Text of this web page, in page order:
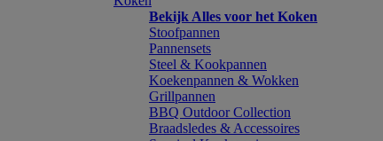
Bekijk Alles voor het Koken
Stoofpannen
Pannensets
Steel & Kookpannen
Koekenpannen & Wokken
Grillpannen
BBQ Outdoor Collection
Braadsledes & Accessoires